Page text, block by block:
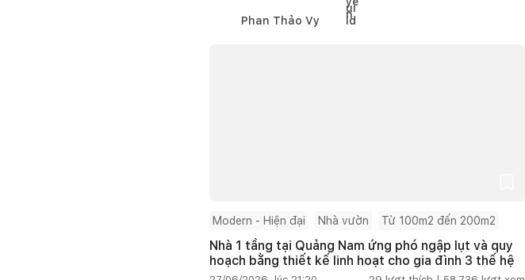
Phan Thảo Vy
Modern - Hiện đại Nhà vườn Từ 100m2 đến 200m2
Nhà 1 tầng tại Quảng Nam ứng phó ngập lụt và quy
hoạch bằng thiết kế linh hoạt cho gia đình 3 thế hệ